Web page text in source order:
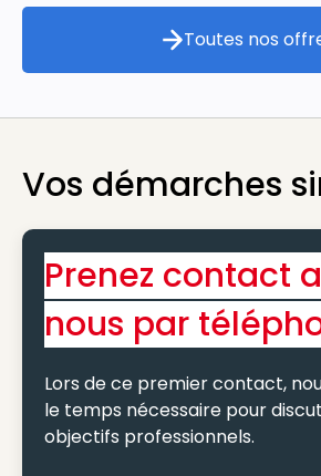
Toutes
Toutes nos
Vos démarches
Prenez contact
nous par
Lors de ce premier contact,
le temps nécessaire pour
objectifs professionnels.